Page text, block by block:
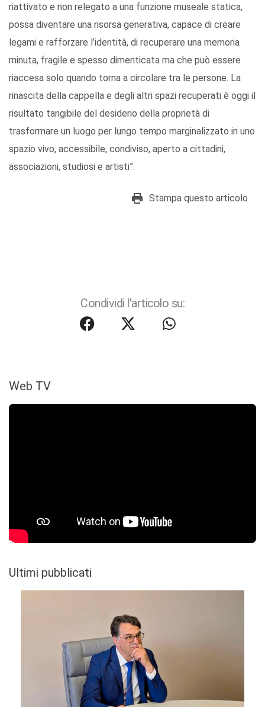
riattivato e non relegato a una funzione museale statica,
possa diventare una risorsa generativa, capace di creare
legami e rafforzare l’identità, di recuperare una memoria
minuta, fragile e spesso dimenticata ma che può essere
riaccesa solo quando torna a circolare tra le persone. La
rinascita della cappella e degli altri spazi recuperati è oggi il
risultato tangibile del desiderio della proprietà di
trasformare un luogo per lungo tempo marginalizzato in uno
spazio vivo, accessibile, condiviso, aperto a cittadini,
associazioni, studiosi e artisti”.
Stampa questo articolo
Condividi l'articolo su:
Web TV
Ultimi pubblicati